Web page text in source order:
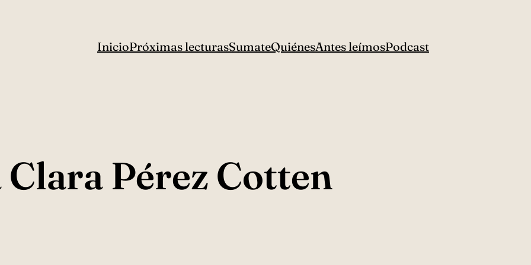
InicioPróximas lecturasSumateQuiénesAntes leímosPodcast
Clara Pérez Cotten